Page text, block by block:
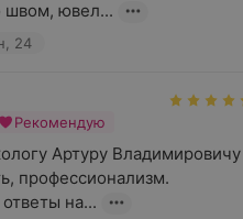
швом, ювел...
24
Рекомендую
Артуру Владимировичу
профессионализм.
на...